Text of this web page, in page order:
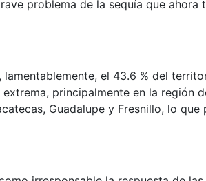
problema de la sequía que
lamentablemente, el 43.6 % del
extrema, principalmente en la región
Guadalupe y Fresnillo, lo que